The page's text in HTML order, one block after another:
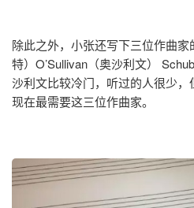
除此之外，小张还写下三位作曲
特）O’Sullivan（奥沙利文）
沙利文比较冷门，听过的人很少
现在最需要这三位作曲家。